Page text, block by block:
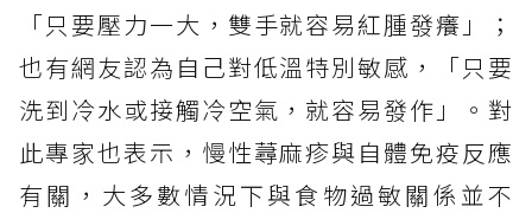
「只要壓力一大，雙手就容易紅腫發癢」；
也有網友認為自己對低溫特別敏感，「只要
洗到冷水或接觸冷空氣，就容易發作」。對
此專家也表示，慢性蕁麻疹與自體免疫反應
有關，大多數情況下與食物過敏關係並不